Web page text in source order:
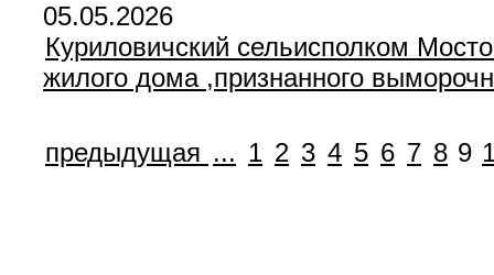
05.05.2026
Куриловичский сельисполком
жилого дома ,признанного
предыдущая ... 1 2 3 4 5 6 7 8 9